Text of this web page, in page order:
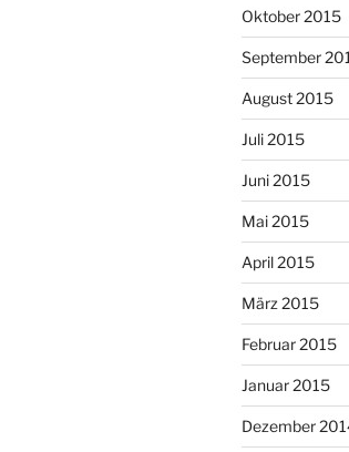
Oktober 2015
September
August 2015
Juli 2015
Juni 2015
Mai 2015
April 2015
März 2015
Februar 2015
Januar 2015
Dezember